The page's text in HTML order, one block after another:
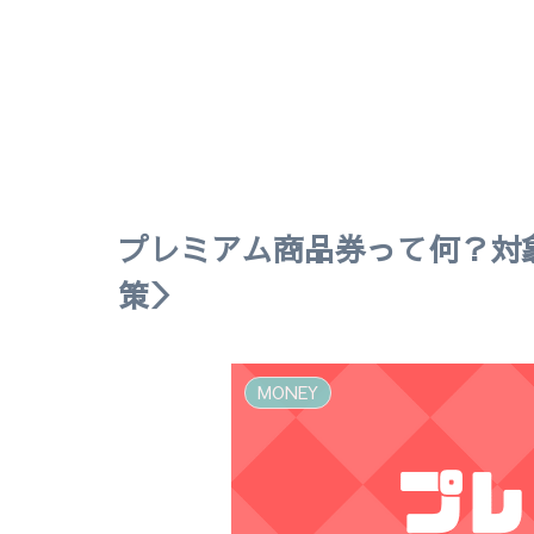
プレミアム商品券って何？
策＞
MONEY